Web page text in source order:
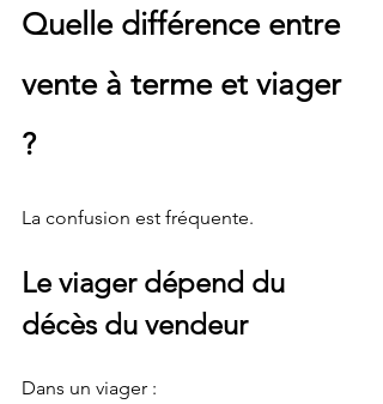
Quelle différence entre
vente à terme et viager
?
La confusion est fréquente.
Le viager dépend du
décès du vendeur
Dans un viager :